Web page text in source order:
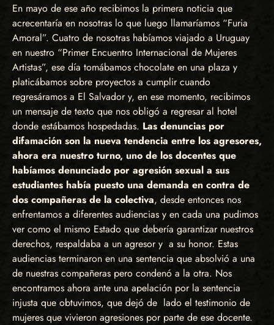
En mayo de ese año recibimos la primera noticia que
acrecentaría en nosotras lo que luego llamaríamos “Furia
Amoral”. Cuatro de nosotras habíamos viajado a Uruguay
en nuestro “Primer Encuentro Internacional de Mujeres
Artistas”, ese día tomábamos chocolate en una plaza y
platicábamos sobre proyectos a cumplir cuando
regresáramos a El Salvador y, en ese momento, recibimos
un mensaje de texto que nos obligó a regresar al hotel
donde estábamos hospedadas. Las denuncias por
difamación son la nueva tendencia entre los agresores,
ahora era nuestro turno, uno de los docentes que
habíamos denunciado por agresión sexual a sus
estudiantes había puesto una demanda en contra de
dos compañeras de la colectiva, desde entonces nos
enfrentamos a diferentes audiencias y en cada una pudimos
ver como el mismo Estado que debería garantizar nuestros
derechos, respaldaba a un agresor y a su honor. Estas
audiencias terminaron en una sentencia que absolvió a una
de nuestras compañeras pero condenó a la otra. Nos
encontramos ahora ante una apelación por la sentencia
injusta que obtuvimos, que dejó de lado el testimonio de
mujeres que vivieron agresiones por parte de ese docente.